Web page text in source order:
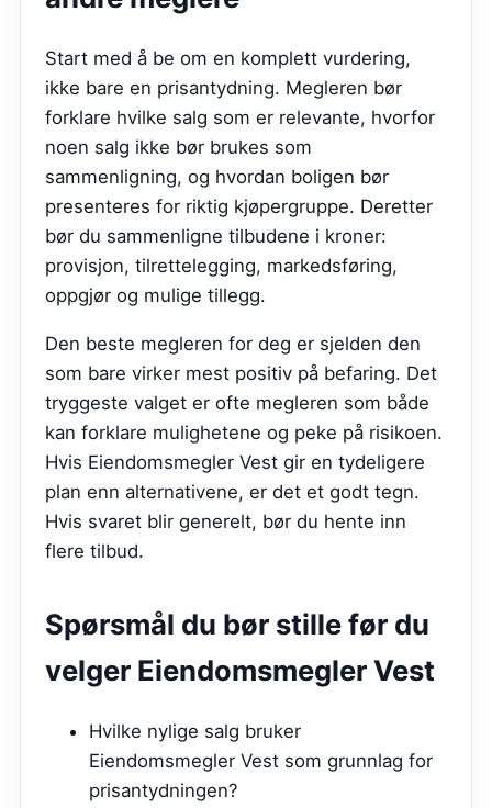
Start med å be om en komplett vurdering,
ikke bare en prisantydning. Megleren bør
forklare hvilke salg som er relevante, hvorfor
noen salg ikke bør brukes som
sammenligning, og hvordan boligen bør
presenteres for riktig kjøpergruppe. Deretter
bør du sammenligne tilbudene i kroner:
provisjon, tilrettelegging, markedsføring,
oppgjør og mulige tillegg.
Den beste megleren for deg er sjelden den
som bare virker mest positiv på befaring. Det
tryggeste valget er ofte megleren som både
kan forklare mulighetene og peke på risikoen.
Hvis Eiendomsmegler Vest gir en tydeligere
plan enn alternativene, er det et godt tegn.
Hvis svaret blir generelt, bør du hente inn
flere tilbud.
Spørsmål du bør stille før du
velger Eiendomsmegler Vest
Hvilke nylige salg bruker
Eiendomsmegler Vest som grunnlag for
prisantydningen?